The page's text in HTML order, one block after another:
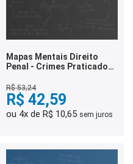
Mapas Mentais Direito
Penal - Crimes Praticados
Particulares (PDF)
R$ 53,24
R$ 42,59
ou 4x de R$ 10,65 sem juros